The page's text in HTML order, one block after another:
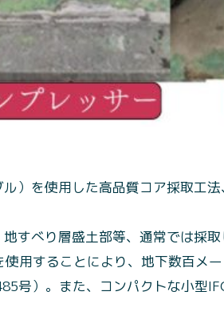
）を使用した高品質コア採取工
すべり層盛土部等、通常では採
用することにより、地下数百メ
号）。また、コンパクトな小型